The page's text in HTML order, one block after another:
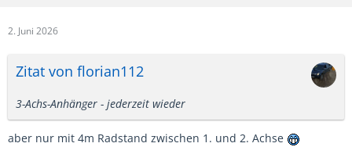
2. Juni 2026
Zitat von florian112
3-Achs-Anhänger - jederzeit wieder
aber nur mit 4m Radstand zwischen 1. und 2. Achse